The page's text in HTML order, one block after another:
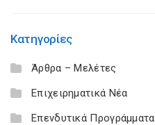
Κατηγορίες
Άρθρα – Μελέτες
Επιχειρηματικά Νέα
Επενδυτικά Προγράμματα